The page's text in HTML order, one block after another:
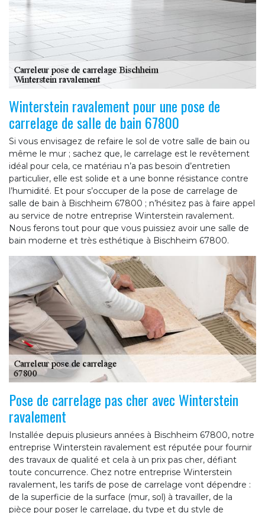
Winterstein ravalement pour une pose de
carrelage de salle de bain 67800
Si vous envisagez de refaire le sol de votre salle de bain ou
même le mur ; sachez que, le carrelage est le revêtement
idéal pour cela, ce matériau n’a pas besoin d’entretien
particulier, elle est solide et a une bonne résistance contre
l’humidité. Et pour s’occuper de la pose de carrelage de
salle de bain à Bischheim 67800 ; n’hésitez pas à faire appel
au service de notre entreprise Winterstein ravalement.
Nous ferons tout pour que vous puissiez avoir une salle de
bain moderne et très esthétique à Bischheim 67800.
Pose de carrelage pas cher avec Winterstein
ravalement
Installée depuis plusieurs années à Bischheim 67800, notre
entreprise Winterstein ravalement est réputée pour fournir
des travaux de qualité et cela à un prix pas cher, défiant
toute concurrence. Chez notre entreprise Winterstein
ravalement, les tarifs de pose de carrelage vont dépendre :
de la superficie de la surface (mur, sol) à travailler, de la
pièce pour poser le carrelage, du type et du style de